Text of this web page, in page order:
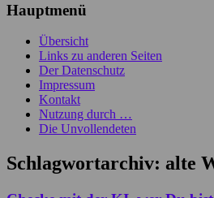
Hauptmenü
Übersicht
Links zu anderen Seiten
Der Datenschutz
Impressum
Kontakt
Nutzung durch …
Die Unvollendeten
Schlagwortarchiv: alte